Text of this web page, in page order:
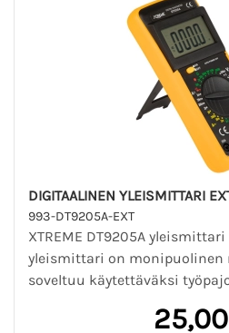
DIGITAALINEN YLEISMITTARI
993-DT9205A-EXT
XTREME DT9205A yleismittari
yleismittari on monipuolinen
soveltuu käytettäväksi